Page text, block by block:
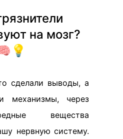
на мозг?
сделали выводы, а
механизмы, через
вещества
нервную систему.